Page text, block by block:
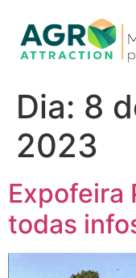
Dia: 8
2023
Expofeira
todas